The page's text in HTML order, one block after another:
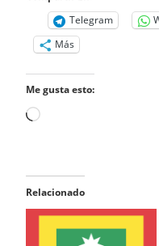
Telegram
Más
Me gusta esto:
Cargando...
Relacionado